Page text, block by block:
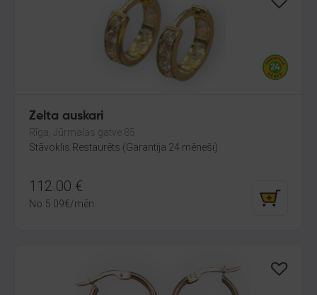
Zelta auskari
Rīga, Jūrmalas gatve 85
Stāvoklis Restaurēts (Garantija 24 mēneši)
112.00 €
No 5.09€/mēn.